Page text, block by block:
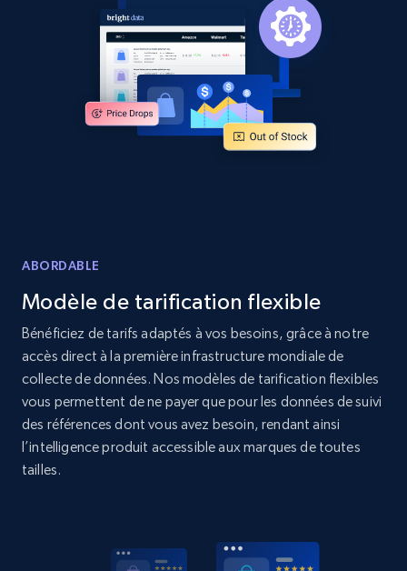
Home Depot US
URL, Domain, Country code, Model number,
Sku, Product id, Product name, Manufacturer,
and more.
Home Depot US - Gather data on products
URL, Domain, Country code, Model number,
Sku, Product id, Product name, Manufacturer,
and more.
2.1K+ 353+ Commencer
URL, Domain, Country code, Model number,
Sku, Product id, Product name, Manufacturer,
ABORDABLE
Modèle de tarification flexible
Bénéficiez de tarifs adaptés à vos besoins, grâce à notre
accès direct à la première infrastructure mondiale de
collecte de données. Nos modèles de tarification flexibles
vous permettent de ne payer que pour les données de suivi
des références dont vous avez besoin, rendant ainsi
l’intelligence produit accessible aux marques de toutes
tailles.